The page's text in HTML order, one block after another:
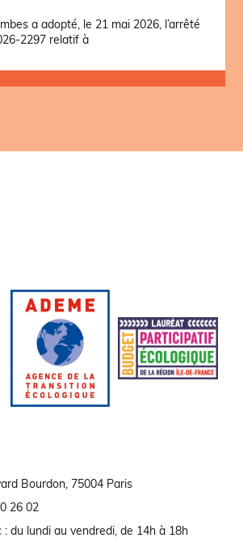
a adopté, le 21 mai 2026, l’arrêté
2297 relatif à
Bourdon, 75004 Paris
26 02
du lundi au vendredi, de 14h à 18h